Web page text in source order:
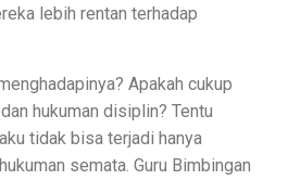
lebih rentan terhadap
Apakah cukup
hukuman disiplin? Tentu
tidak bisa terjadi hanya
semata. Guru Bimbingan